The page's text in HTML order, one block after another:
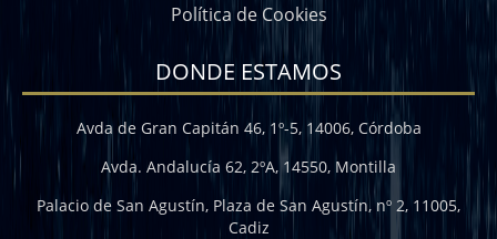
Política de Cookies
DONDE ESTAMOS
Avda de Gran Capitán 46, 1º-5, 14006, Córdoba
Avda. Andalucía 62, 2ºA, 14550, Montilla
Palacio de San Agustín, Plaza de San Agustín, nº 2, 11005,
Cadiz